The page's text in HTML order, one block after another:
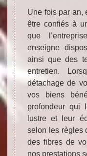
Une fois par an,
être confiés à
que
enseigne
ainsi que des
entretien.
détachage de
vos biens
profondeur qui
lustre et leur
selon les règles
des fibres de
nos prestations